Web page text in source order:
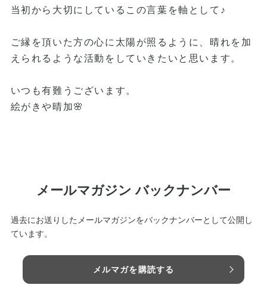
当初から大切にしているこの言葉を軸として♪
ご縁を頂いた方の心に太陽が照るように、晴れを加
えられるような活動をしていきたいと思います。
いつも有難うございます。
絵がきや晴加🌸
メールマガジン バックナンバー
過去にお送りしたメールマガジンをバックナンバーとして公開し
ています。
メルマガを購読する